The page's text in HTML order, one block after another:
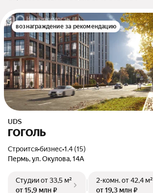
вознаграждение за рекомендацию
UDS
ГОГОЛЬ
Строится•бизнес•1.4 (15)
Пермь, ул. Окулова, 14А
Студииот 33,5 м²
от 15,9 млн ₽
2-комн.от 42,4 м²
от 19,3 млн ₽